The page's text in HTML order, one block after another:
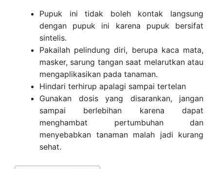
Pupuk ini tidak boleh kontak langsung
dengan pupuk ini karena pupuk bersifat
sintelis.
Pakailah pelindung diri, berupa kaca mata,
masker, sarung tangan saat melarutkan atau
mengaplikasikan pada tanaman.
Hindari terhirup apalagi sampai tertelan
Gunakan dosis yang disarankan, jangan
sampai berlebihan karena dapat
menghambat pertumbuhan dan
menyebabkan tanaman malah jadi kurang
sehat.